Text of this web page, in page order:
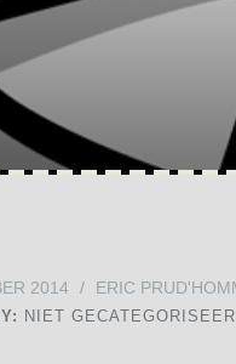
2014 / ERIC
NIET